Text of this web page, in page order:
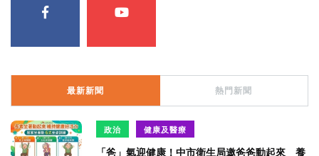
最新新聞 熱門新聞
政治 健康及醫療
「爸」氣迎健康！中市衛生局邀爸爸動起來 養